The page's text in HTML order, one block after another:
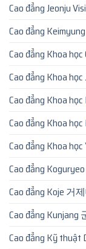
Cao đẳng Jeonju
Cao đẳng
Cao đẳng Khoa
Cao đẳng Khoa
Cao đẳng Khoa
Cao đẳng Khoa
Cao đẳng Khoa
Cao đẳng
Cao đẳng Koje 거
Cao đẳng Kunjang
Cao đẳng Kỹ